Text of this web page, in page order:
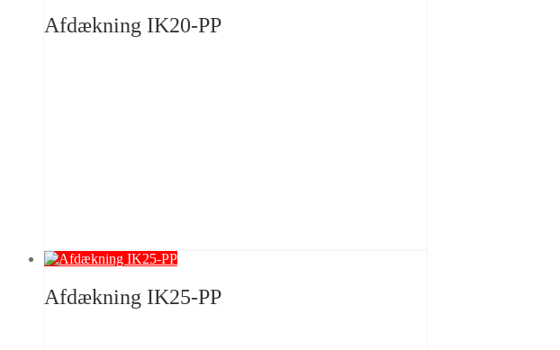
Afdækning IK20-PP
Afdækning IK25-PP